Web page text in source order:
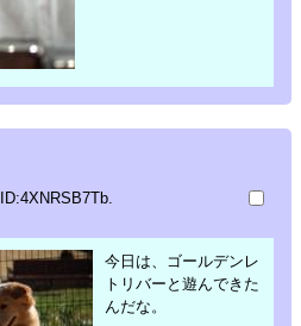
ID:4XNRSB7Tb.
今日は、ゴールデンレ
トリバーと遊んできた
んだな。